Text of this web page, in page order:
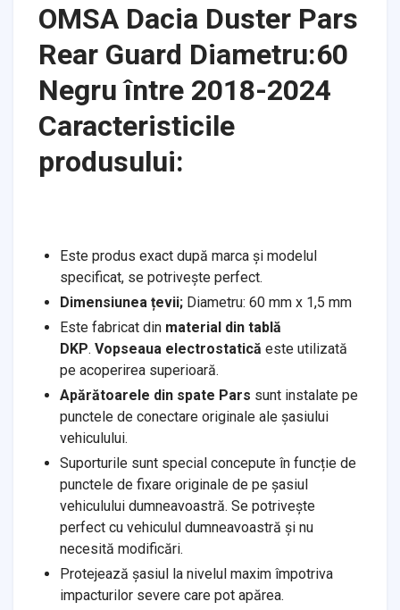
OMSA Dacia Duster Pars
Rear Guard Diametru:60
Negru între 2018-2024
Caracteristicile
produsului:
Este produs exact după marca și modelul
specificat, se potrivește perfect.
Dimensiunea țevii; Diametru: 60 mm x 1,5 mm
Este fabricat din material din tablă
DKP. Vopseaua electrostatică este utilizată
pe acoperirea superioară.
Apărătoarele din spate Pars sunt instalate pe
punctele de conectare originale ale șasiului
vehiculului.
Suporturile sunt special concepute în funcție de
punctele de fixare originale de pe șasiul
vehiculului dumneavoastră. Se potrivește
perfect cu vehiculul dumneavoastră și nu
necesită modificări.
Protejează șasiul la nivelul maxim împotriva
impacturilor severe care pot apărea.